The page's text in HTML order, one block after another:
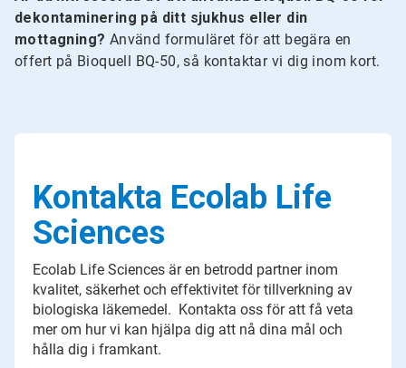
dekontaminering på ditt sjukhus eller din
mottagning? Använd formuläret för att begära en
offert på Bioquell BQ-50, så kontaktar vi dig inom kort.
Kontakta Ecolab Life
Sciences
Ecolab Life Sciences är en betrodd partner inom
kvalitet, säkerhet och effektivitet för tillverkning av
biologiska läkemedel. Kontakta oss för att få veta
mer om hur vi kan hjälpa dig att nå dina mål och
hålla dig i framkant.